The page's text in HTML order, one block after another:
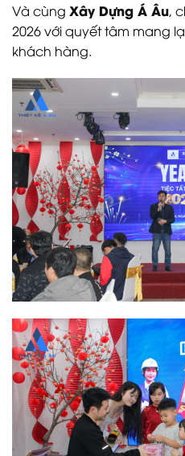
Và cùng Xây Dựng Á Âu,
2026 với quyết tâm mang
khách hàng.